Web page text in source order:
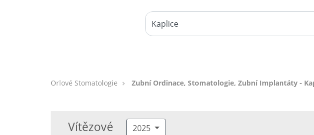
Orlové Stomatologie Zubní Ordinace, Stomatologie, Zubní Implantáty -
Vítězové 2025